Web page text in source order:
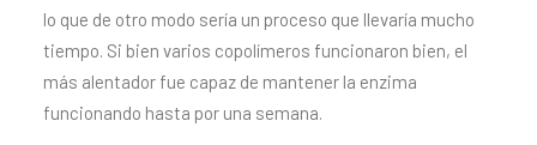
lo que de otro modo sería un proceso que llevaría mucho
tiempo. Si bien varios copolímeros funcionaron bien, el
más alentador fue capaz de mantener la enzima
funcionando hasta por una semana.